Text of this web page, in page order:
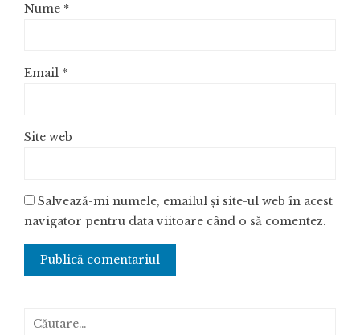
Nume *
Email *
Site web
Salvează-mi numele, emailul și site-ul web în acest
navigator pentru data viitoare când o să comentez.
Caută